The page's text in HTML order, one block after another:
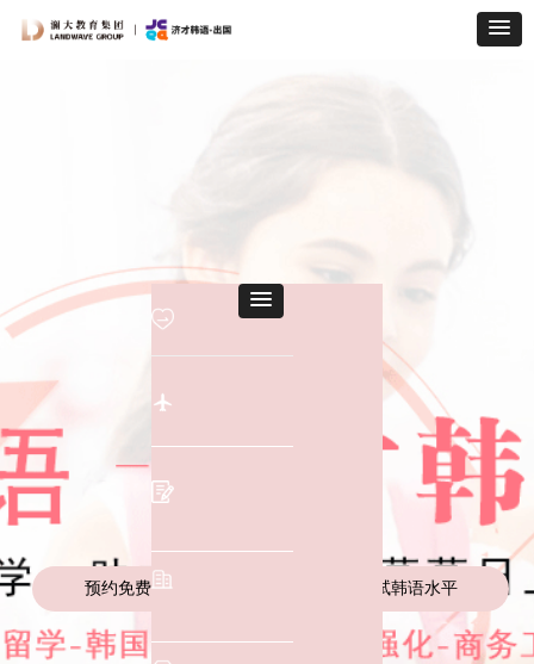
预约免费试听课程 立即测试韩语水平